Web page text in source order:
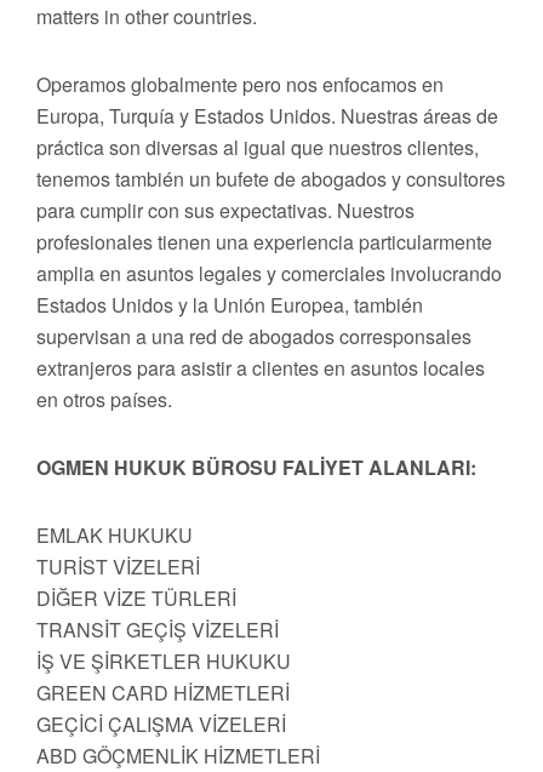
matters in other countries.
Operamos globalmente pero nos enfocamos en
Europa, Turquía y Estados Unidos. Nuestras áreas de
práctica son diversas al igual que nuestros clientes,
tenemos también un bufete de abogados y consultores
para cumplir con sus expectativas. Nuestros
profesionales tienen una experiencia particularmente
amplia en asuntos legales y comerciales involucrando
Estados Unidos y la Unión Europea, también
supervisan a una red de abogados corresponsales
extranjeros para asistir a clientes en asuntos locales
en otros países.
OGMEN HUKUK BÜROSU FALİYET ALANLARI:
EMLAK HUKUKU
TURİST VİZELERİ
DİĞER VİZE TÜRLERİ
TRANSİT GEÇİŞ VİZELERİ
İŞ VE ŞİRKETLER HUKUKU
GREEN CARD HİZMETLERİ
GEÇİCİ ÇALIŞMA VİZELERİ
ABD GÖÇMENLİK HİZMETLERİ